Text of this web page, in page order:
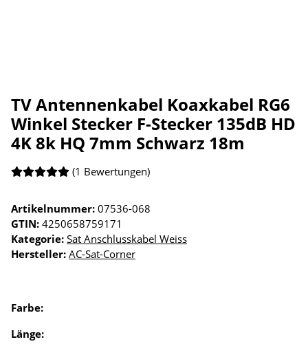
TV Antennenkabel Koaxkabel RG6
Winkel Stecker F-Stecker 135dB HD
4K 8k HQ 7mm Schwarz 18m
(1 Bewertungen)
Artikelnummer: 07536-068
GTIN: 4250658759171
Kategorie: Sat Anschlusskabel Weiss
Hersteller: AC-Sat-Corner
Farbe:
Länge: